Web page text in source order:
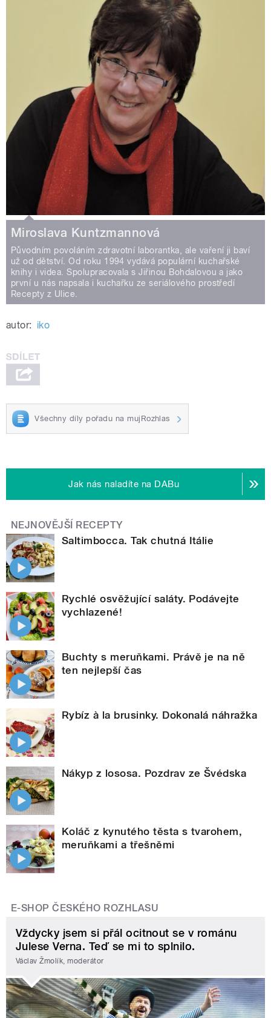
Miroslava Kuntzmannová
Původním povoláním zdravotní laborantka, ale vaření ji baví
už od dětství. Od roku 1994 vydává populární kuchařské
knihy i videa. Spolupracovala s Jiřinou Bohdalovou a jako
první u nás napsala i kuchařku ze seriálového prostředí
Recepty z Ulice.
autor: iko
Všechny díly pořadu na mujRozhlas
Jak nás naladíte na DABu
NEJNOVĚJŠÍ RECEPTY
Saltimbocca. Tak chutná Itálie
Rychlé osvěžující saláty. Podávejte
vychlazené!
Buchty s meruňkami. Právě je na ně
ten nejlepší čas
Rybíz à la brusinky. Dokonalá náhražka
Nákyp z lososa. Pozdrav ze Švédska
Koláč z kynutého těsta s tvarohem,
meruňkami a třešněmi
E-SHOP ČESKÉHO ROZHLASU
Vždycky jsem si přál ocitnout se v románu
Julese Verna. Teď se mi to splnilo.
Václav Žmolík, moderátor